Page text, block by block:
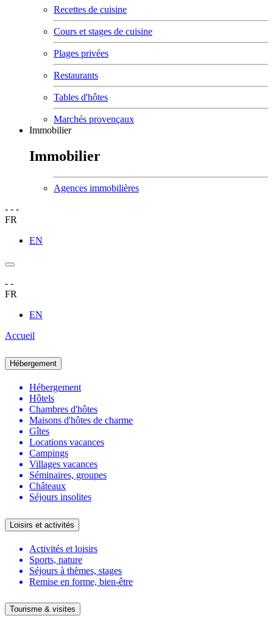
Recettes de cuisine
Cours et stages de cuisine
Plages privées
Restaurants
Tables d'hôtes
Marchés provençaux
Immobilier
Immobilier
Agences immobilières
- - -
FR
EN
- -
FR
EN
Accueil
Hébergement
Hébergement
Hôtels
Chambres d'hôtes
Maisons d'hôtes de charme
Gîtes
Locations vacances
Campings
Villages vacances
Séminaires, groupes
Châteaux
Séjours insolites
Loisirs et activités
Activités et loisirs
Sports, nature
Séjours à thèmes, stages
Remise en forme, bien-être
Tourisme & visites